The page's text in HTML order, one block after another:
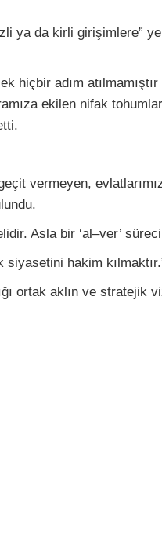
ya da kirli girişimlere”
hiçbir adım atılmamıştır
ekilen nifak
vermeyen,
Asla bir ‘al–ver’
hakim
ortak aklın ve stratejik